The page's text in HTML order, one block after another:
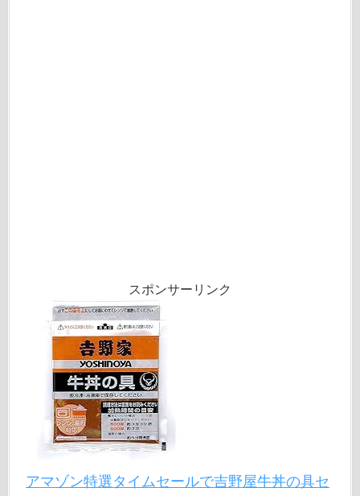
スポンサーリンク
アマゾン特選タイムセールで吉野屋牛丼の具セ